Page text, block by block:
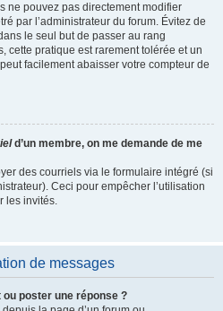
ne pouvez pas directement modifier
par l’administrateur du forum. Évitez de
le seul but de passer au rang
cette pratique est rarement tolérée et un
facilement abaisser votre compteur de
d’un membre, on me demande de me
des courriels via le formulaire intégré (si
Ceci pour empêcher l’utilisation
les invités.
de messages
poster une réponse ?